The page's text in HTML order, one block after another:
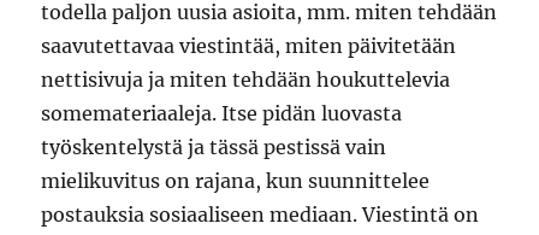
todella paljon uusia asioita, mm. miten tehdään
saavutettavaa viestintää, miten päivitetään
nettisivuja ja miten tehdään houkuttelevia
somemateriaaleja. Itse pidän luovasta
työskentelystä ja tässä pestissä vain
mielikuvitus on rajana, kun suunnittelee
postauksia sosiaaliseen mediaan. Viestintä on